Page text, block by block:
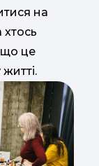
на
хтось
що це